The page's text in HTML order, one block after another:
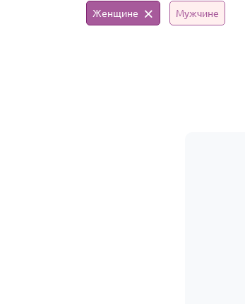
Женщине Мужчине